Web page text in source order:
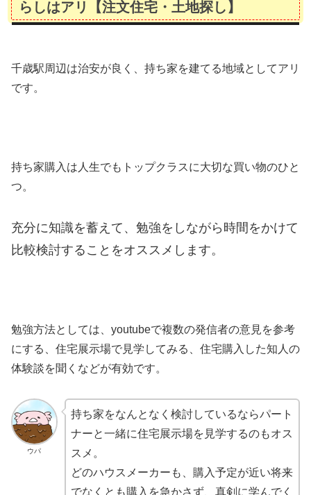
らしはアリ【注文住宅・土地探し】
千歳駅周辺は治安が良く、持ち家を建てる地域としてアリ
です。
持ち家購入は人生でもトップクラスに大切な買い物のひと
つ。
充分に知識を蓄えて、勉強をしながら時間をかけて
比較検討することをオススメします。
勉強方法としては、youtubeで複数の発信者の意見を参考
にする、住宅展示場で見学してみる、住宅購入した知人の
体験談を聞くなどが有効です。
ウパ
持ち家をなんとなく検討しているならパート
ナーと一緒に住宅展示場を見学するのもオス
スメ。
どのハウスメーカーも、購入予定が近い将来
でなくとも購入を急かさず、真剣に学んでく